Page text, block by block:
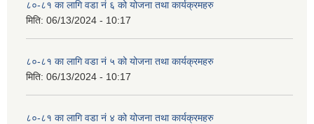
८०-८१ का लागि वडा नं ६ को योजना तथा कार्यक्रमहरु
मिति: 06/13/2024 - 10:17
८०-८१ का लागि वडा नं ५ को योजना तथा कार्यक्रमहरु
मिति: 06/13/2024 - 10:17
८०-८१ का लागि वडा नं ४ को योजना तथा कार्यक्रमहरु